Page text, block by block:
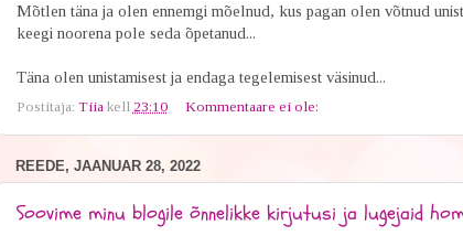
Mõtlen täna ja olen ennemgi mõelnud, kus pagan olen võtnud
keegi noorena pole seda õpetanud...
Täna olen unistamisest ja endaga tegelemisest väsinud...
Postitaja: Tiia kell 23:10 Kommentaare ei ole:
REEDE, JAANUAR 28, 2022
Soovime minu blogile õnnelikke kirjutusi ja lugejaid